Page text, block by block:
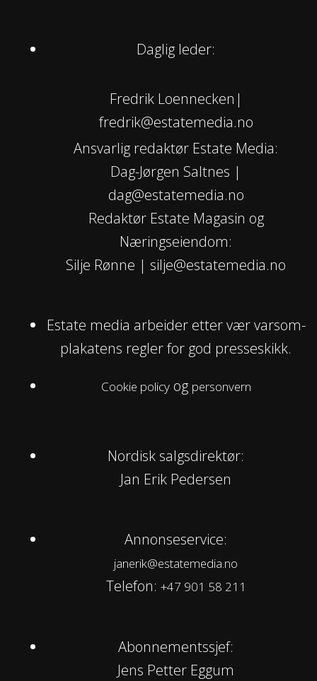
Daglig leder:
Fredrik Loennecken|
fredrik@estatemedia.no
Ansvarlig redaktør Estate Media:
Dag-Jørgen Saltnes |
dag@estatemedia.no
Redaktør Estate Magasin og
Næringseiendom:
Silje Rønne | silje@estatemedia.no
Estate media arbeider etter vær varsom-
plakatens regler for god presseskikk.
Cookie policyog personvern
Nordisk salgsdirektør:
Jan Erik Pedersen
Annonseservice:
janerik@estatemedia.no
Telefon: +47 901 58 211
Abonnementssjef:
Jens Petter Eggum